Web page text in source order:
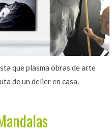
que plasma obras de arte
de un delier en casa.